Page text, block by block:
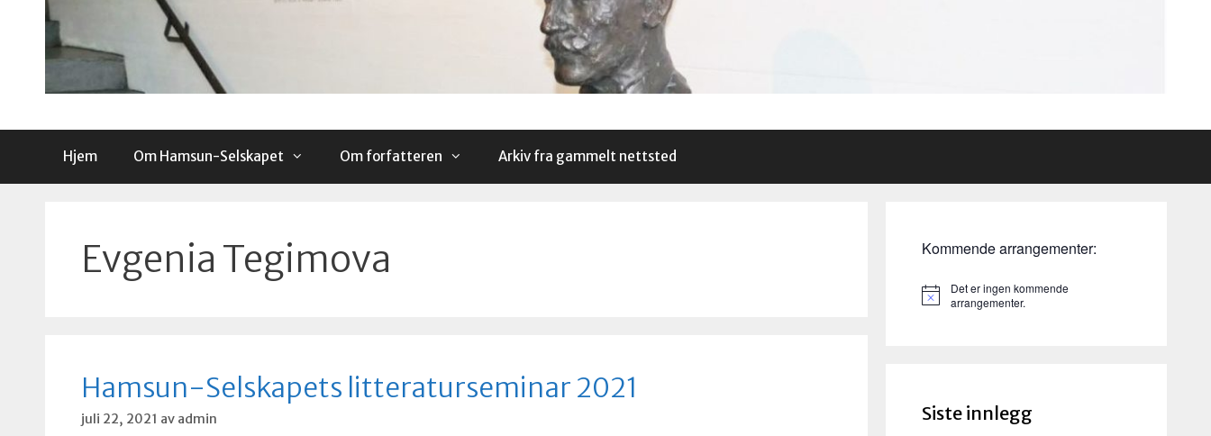
Hjem Om Hamsun-Selskapet Om forfatteren Arkiv fra gammelt nettsted
Evgenia Tegimova
Hamsun-Selskapets litteraturseminar 2021
juli 22, 2021 av admin
Kommende arrangementer:
M
Det er ingen kommende
arrangementer.
Siste innlegg